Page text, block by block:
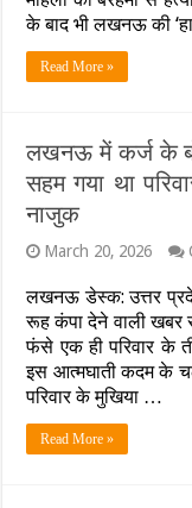
के बाद भी लखनऊ की
Read More »
लखनऊ में कर्ज के
सहम गया था
नाजुक
March 20, 2026
लखनऊ डेस्क: उत्तर
रूह कंपा देने वाली खबर
फंसे एक ही परिवार के
इस आत्मघाती कदम के
परिवार के मुखिया …
Read More »